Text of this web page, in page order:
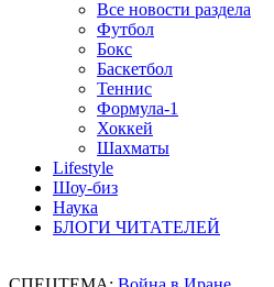
Все новости раздела
Футбол
Бокс
Баскетбол
Теннис
Формула-1
Хоккей
Шахматы
Lifestyle
Шоу-биз
Наука
БЛОГИ ЧИТАТЕЛЕЙ